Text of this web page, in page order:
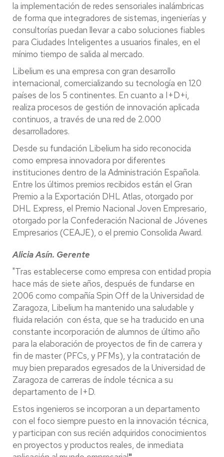
la implementación de redes sensoriales inalámbricas
de forma que integradores de sistemas, ingenierías y
consultorías puedan llevar a cabo soluciones fiables
para Ciudades Inteligentes a usuarios finales, en el
mínimo tiempo de salida al mercado.
Libelium es una empresa con gran desarrollo
internacional, comercializando su tecnología en 120
países de los 5 continentes. En cuanto a I+D+i,
realiza procesos de gestión de innovación aplicada
continuos, a través de una red de 2.000
desarrolladores.
Desde su fundación Libelium ha sido reconocida
como empresa innovadora por diferentes
instituciones dentro de la Administración Española.
Entre los últimos premios recibidos están el Gran
Premio a la Exportación DHL Atlas, otorgado por
DHL Express, el Premio Nacional Joven Empresario,
otorgado por la Confederación Nacional de Jóvenes
Empresarios (CEAJE), o el premio Consolida Award.
Alicia Asín. Gerente
"Tras establecerse como empresa con entidad propia
hace más de siete años, después de fundarse en
2006 como compañía Spin Off de la Universidad de
Zaragoza, Libelium ha mantenido una saludable y
fluida relación con ésta, que se ha traducido en una
constante incorporación de alumnos de último año
para la elaboración de proyectos de fin de carrera y
fin de master (PFCs, y PFMs), y la contratación de
muy bien preparados egresados de la Universidad de
Zaragoza de carreras de índole técnica a su
departamento de I+D.
Estos ingenieros se incorporan a un departamento
con el foco siempre puesto en la innovación técnica,
y participan con sus recién adquiridos conocimientos
en proyectos y productos reales, de inmediata